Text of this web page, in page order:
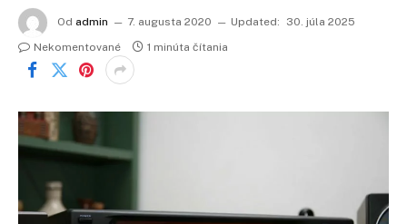
Od admin 7. augusta 2020 Updated:
30. júla 2025
Nekomentované
1 minúta čítania